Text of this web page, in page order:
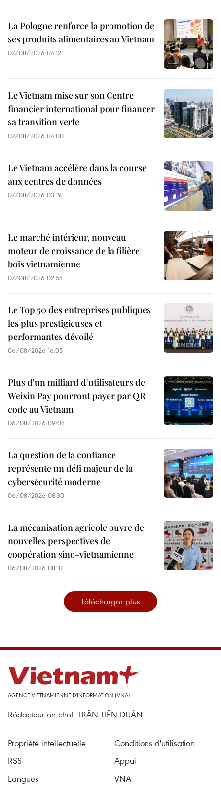
La Pologne renforce la promotion de
ses produits alimentaires au Vietnam
07/08/2026 04:12
Le Vietnam mise sur son Centre
financier international pour financer
sa transition verte
07/08/2026 04:00
Le Vietnam accélère dans la course
aux centres de données
07/08/2026 03:19
Le marché intérieur, nouveau
moteur de croissance de la filière
bois vietnamienne
07/08/2026 02:54
Le Top 50 des entreprises publiques
les plus prestigieuses et
performantes dévoilé
06/08/2026 16:05
Plus d'un milliard d'utilisateurs de
Weixin Pay pourront payer par QR
code au Vietnam
06/08/2026 09:04
La question de la confiance
représente un défi majeur de la
cybersécurité moderne
06/08/2026 08:30
La mécanisation agricole ouvre de
nouvelles perspectives de
coopération sino-vietnamienne
06/08/2026 08:10
Télécharger plus
AGENCE VIETNAMIENNE D'INFORMATION (VNA)
Rédacteur en chef: TRÂN TIÊN DUÂN
Propriété intellectuelle
Conditions d'utilisation
RSS
Appui
Langues
VNA